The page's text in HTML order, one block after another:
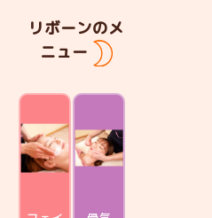
リボーンのメ
ニュー